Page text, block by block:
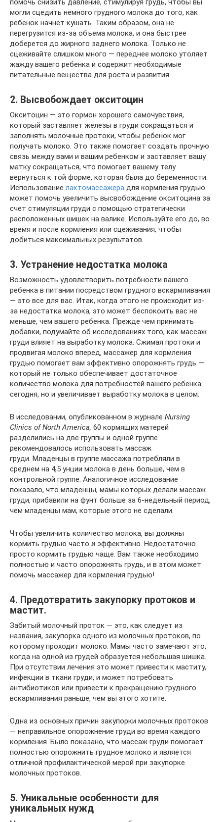
могли сцедить немного грудного молока до того, как
ребенок начнет кушать. Таким образом, она не
перегрузится из-за объема молока, и она быстрее
доберется до жирного заднего молока. Только не
сцеживайте слишком много — переднее молоко утоляет
жажду вашего ребенка и содержит необходимые
питательные вещества для роста и развития.
2. Высвобождает окситоцин
Окситоцин — это гормон хорошего самочувствия,
который заставляет железы в груди сокращаться и
заполнять молочные протоки, чтобы ребенок мог
получать молоко. Это также помогает создать прочную
связь между вами и вашим ребенком и заставляет вашу
матку сокращаться, что помогает вашему телу
вернуться к той форме, которая была до беременности.
Использование лактомассажера для кормления грудью
может помочь увеличить высвобождение окситоцина за
счет стимуляции груди с помощью стратегически
расположенных шишек на валике. Используйте его до, во
время и после кормления или сцеживания, чтобы
добиться максимальных результатов.
3. Устранение недостатка молока
Возможность удовлетворить потребности вашего
ребенка в питании посредством грудного вскармливания
— это все для вас. Итак, когда этого не происходит из-
за недостатка молока, это может беспокоить вас не
меньше, чем вашего ребенка. Прежде чем принимать
добавки, подумайте об исследованиях того, как массаж
груди влияет на выработку молока. Сжимая протоки и
продвигая молоко вперед, массажер для кормления
грудью помогает вам эффективно опорожнять грудь —
который не только обеспечивает достаточное
количество молока для потребностей вашего ребенка
сегодня, но и увеличивает выработку молока в целом.
В исследовании, опубликованном в журнале Nursing
Clinics of North America, 60 кормящих матерей
разделились на две группы и одной группе
рекомендовалось использовать массаж
груди. Младенцы в группе массажа потребляли в
среднем на 4,5 унции молока в день больше, чем в
контрольной группе. Аналогичное исследование
показало, что младенцы, мамы которых делали массаж
груди, прибавили на фунт больше за 6-недельный период,
чем младенцы мам, которые этого не сделали.
Чтобы увеличить количество молока, вы должны
кормить грудью часто и эффективно. Недостаточно
просто кормить грудью чаще. Вам также необходимо
полностью и часто опорожнять грудь, и в этом может
помочь массажер для кормления грудью!
4. Предотвратить закупорку протоков и
мастит.
Забитый молочный проток — это, как следует из
названия, закупорка одного из молочных протоков, по
которому проходит молоко. Мамы часто замечают это,
когда на одной из грудей образуется небольшая шишка.
При отсутствии лечения это может привести к маститу,
инфекции в ткани груди, и может потребовать
антибиотиков или привести к прекращению грудного
вскармливания раньше, чем вы этого хотите.
Одна из основных причин закупорки молочных протоков
— неправильное опорожнение груди во время каждого
кормления. Было показано, что массаж груди помогает
полностью опорожнить грудное молоко и является
отличной профилактической мерой при закупорке
молочных протоков.
5. Уникальные особенности для
уникальных нужд